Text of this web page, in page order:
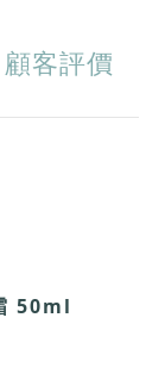
顧客評價
50ml